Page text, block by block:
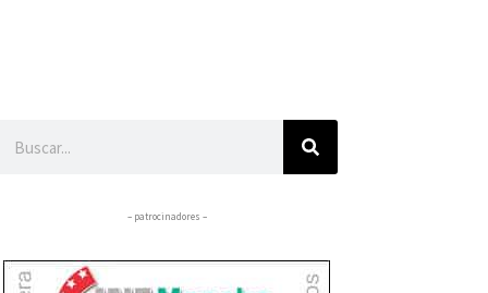
– patrocinadores –